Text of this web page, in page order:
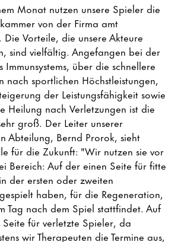
Monat nutzen unsere Spieler die
von der Firma amt
Die Vorteile, die unsere Akteure
sind vielfältig. Angefangen bei der
Immunsystems, über die schnellere
nach sportlichen Höchstleistungen,
der Leistungsfähigkeit sowie
Heilung nach Verletzungen ist die
groß. Der Leiter unserer
Abteilung, Bernd Prorok, sieht
für die Zukunft: "Wir nutzen sie vor
Bereich: Auf der einen Seite für fitte
der ersten oder zweiten
haben, für die Regeneration,
Tag nach dem Spiel stattfindet. Auf
für verletzte Spieler, da
wir Therapeuten die Termine aus,